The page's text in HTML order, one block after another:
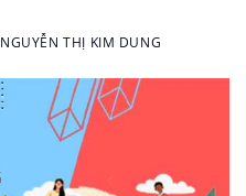
NGUYỄN THỊ KIM DUNG